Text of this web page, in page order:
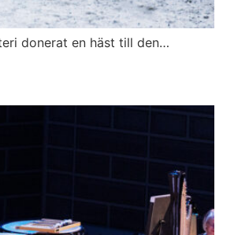
donerat en häst till den…